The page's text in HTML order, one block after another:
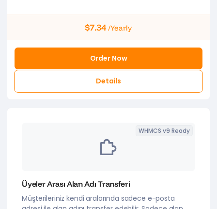
$7.34 /Yearly
Order Now
Details
WHMCS v9 Ready
Üyeler Arası Alan Adı Transferi
Müşterileriniz kendi aralarında sadece e-posta